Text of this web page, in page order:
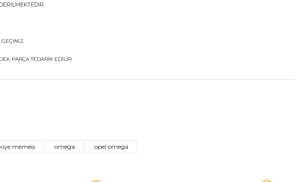
GEÇİNİZ.
PARÇA TEDARİK EDİLİR.
memesi omega opel omega